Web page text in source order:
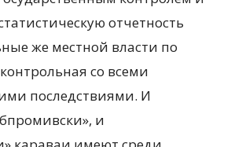
отчетность
же местной власти по
со всеми
последствиями. И
и